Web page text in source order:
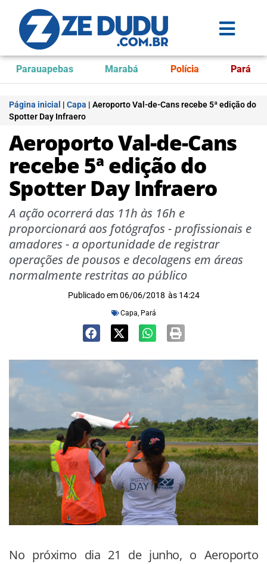
Parauapebas Marabá Polícia Pará
Página inicial | Capa | Aeroporto Val-de-Cans recebe 5ª edição do
Spotter Day Infraero
Aeroporto Val-de-Cans
recebe 5ª edição do
Spotter Day Infraero
A ação ocorrerá das 11h às 16h e
proporcionará aos fotógrafos - profissionais e
amadores - a oportunidade de registrar
operações de pousos e decolagens em áreas
normalmente restritas ao público
Publicado em 06/06/2018 às 14:24
Capa, Pará
No próximo dia 21 de junho, o Aeroporto